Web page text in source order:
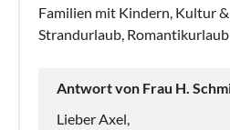
Familien mit Kindern, Kultur &
Strandurlaub, Romantikurlaub
Antwort von Frau H.
Lieber Axel,